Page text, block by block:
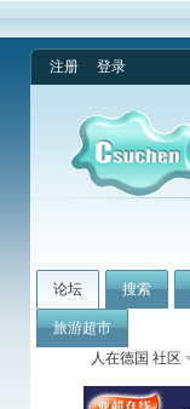
注册 登录
论坛 搜索
旅游超市
人在德国 社区